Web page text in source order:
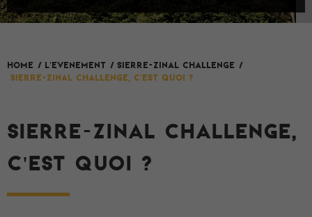
HOME / L'evenement / Sierre-Zinal Challenge /
Sierre-Zinal Challenge, c'est quoi ?
SIERRE-ZINAL CHALLENGE,
C'EST QUOI ?